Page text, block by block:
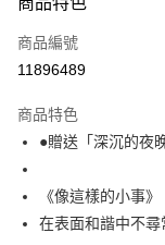
信用卡一次付款
運送方式
宅配
每筆NT$100，滿
商品編號
11896489
商品特色
●贈送「深沉的夜
《像這樣的小事》
在表面和諧中不尋